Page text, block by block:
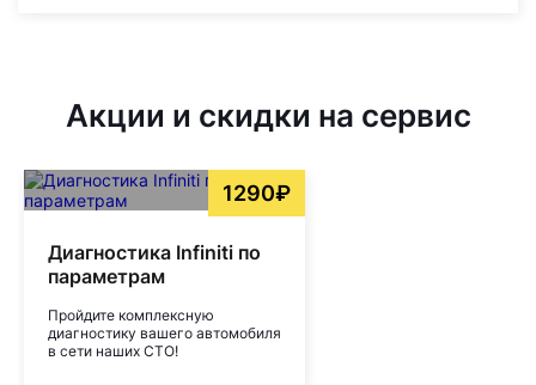
Акции и скидки на сервис
1290₽
Диагностика Infiniti по
параметрам
Пройдите комплексную
диагностику вашего автомобиля
в сети наших СТО!